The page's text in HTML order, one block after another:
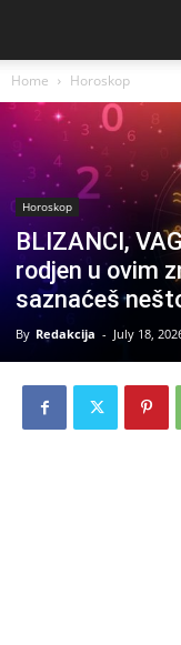
Home Horoskop
Horoskop
BLIZANCI,
rodjen u ovim
saznaćeš
By Redakcija - July 18,